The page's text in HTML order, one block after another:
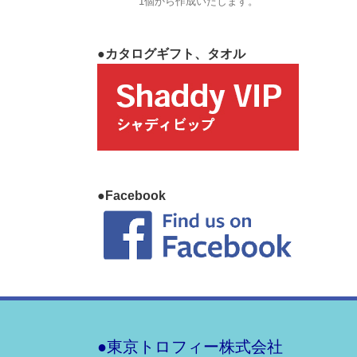
●カタログギフト、タオル
●Facebook
●東京トロフィー株式会社